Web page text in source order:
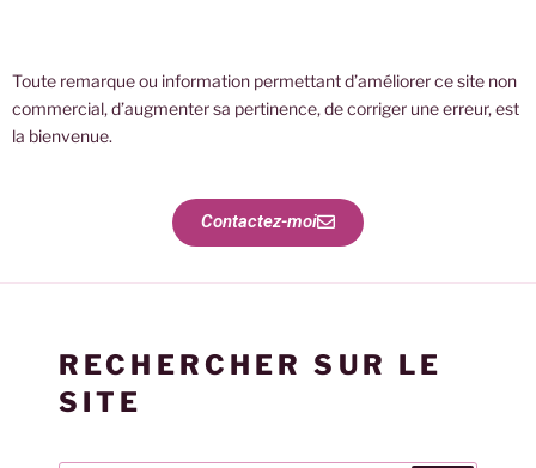
Toute remarque ou information permettant d’améliorer ce site non
commercial, d’augmenter sa pertinence, de corriger une erreur, est
la bienvenue.
Contactez-moi
RECHERCHER SUR LE
SITE